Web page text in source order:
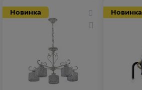
Новинка Новинка